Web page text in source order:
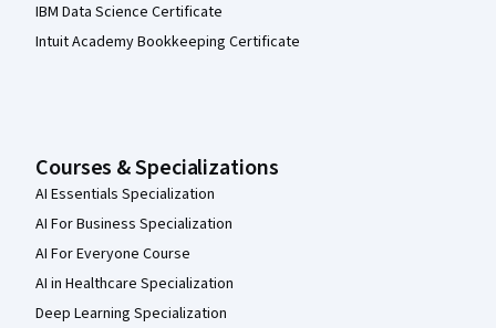
IBM Data Science Certificate
Intuit Academy Bookkeeping Certificate
Courses & Specializations
AI Essentials Specialization
AI For Business Specialization
AI For Everyone Course
AI in Healthcare Specialization
Deep Learning Specialization